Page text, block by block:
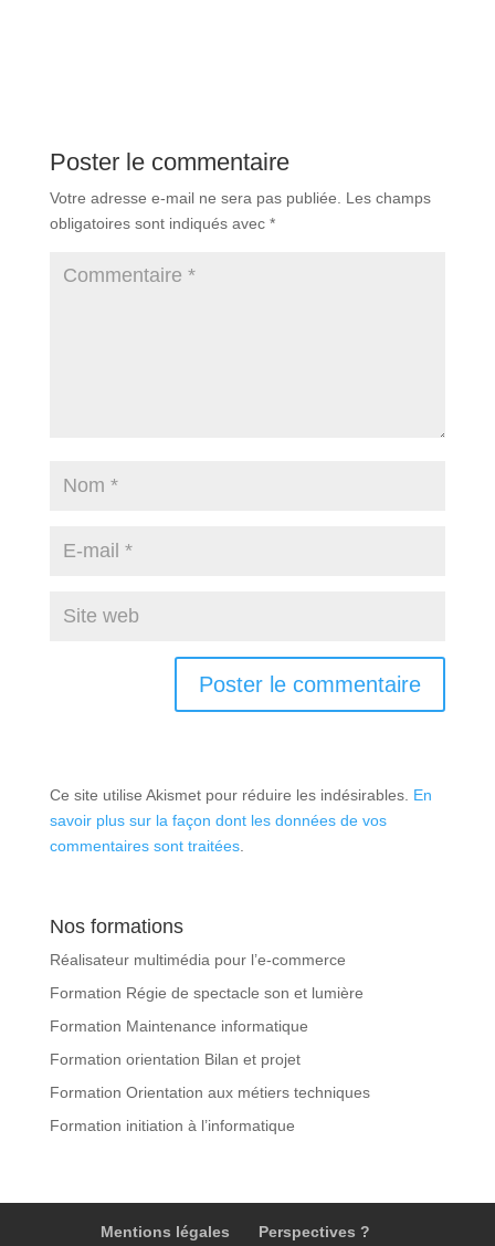
Poster le commentaire
Votre adresse e-mail ne sera pas publiée. Les champs
obligatoires sont indiqués avec *
Ce site utilise Akismet pour réduire les indésirables. En
savoir plus sur la façon dont les données de vos
commentaires sont traitées.
Nos formations
Réalisateur multimédia pour l’e-commerce
Formation Régie de spectacle son et lumière
Formation Maintenance informatique
Formation orientation Bilan et projet
Formation Orientation aux métiers techniques
Formation initiation à l’informatique
Mentions légales Perspectives ?